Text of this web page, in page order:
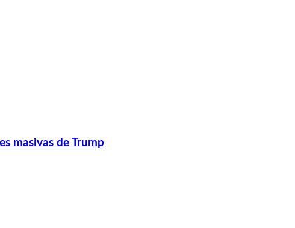
masivas de Trump